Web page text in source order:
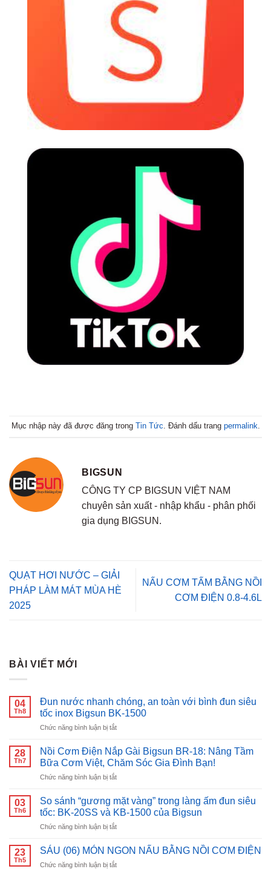
Mục nhập này đã được đăng trong Tin Tức. Đánh dấu trang permalink.
BIGSUN
CÔNG TY CP BIGSUN VIỆT NAM
chuyên sản xuất - nhập khẩu - phân phối
gia dụng BIGSUN.
QUẠT HƠI NƯỚC – GIẢI
PHÁP LÀM MÁT MÙA HÈ
2025
NẤU CƠM TẤM BẰNG NỒI
CƠM ĐIỆN 0.8-4.6L
BÀI VIẾT MỚI
04
Th8
Đun nước nhanh chóng, an toàn với bình đun siêu
tốc inox Bigsun BK-1500
Chức năng bình luận bị tắtở
nước
nhanh
chóng,
an
với
bình
siêu
inox
28
Th7
Nồi Cơm Điện Nắp Gài Bigsun BR-18: Nâng Tầm
Bữa Cơm Việt, Chăm Sóc Gia Đình Bạn!
Chức năng bình luận bị tắtở
Cơm
Điện
Nắp
Gài
BR-
03
Th6
So sánh “gương mặt vàng” trong làng ấm đun siêu
tốc: BK-20SS và KB-1500 của Bigsun
Chức năng bình luận bị tắtở
sánh
mặt
23
Th5
SÁU (06) MÓN NGON NẤU BẰNG NỒI CƠM ĐIỆN
Chức năng bình luận bị tắtở